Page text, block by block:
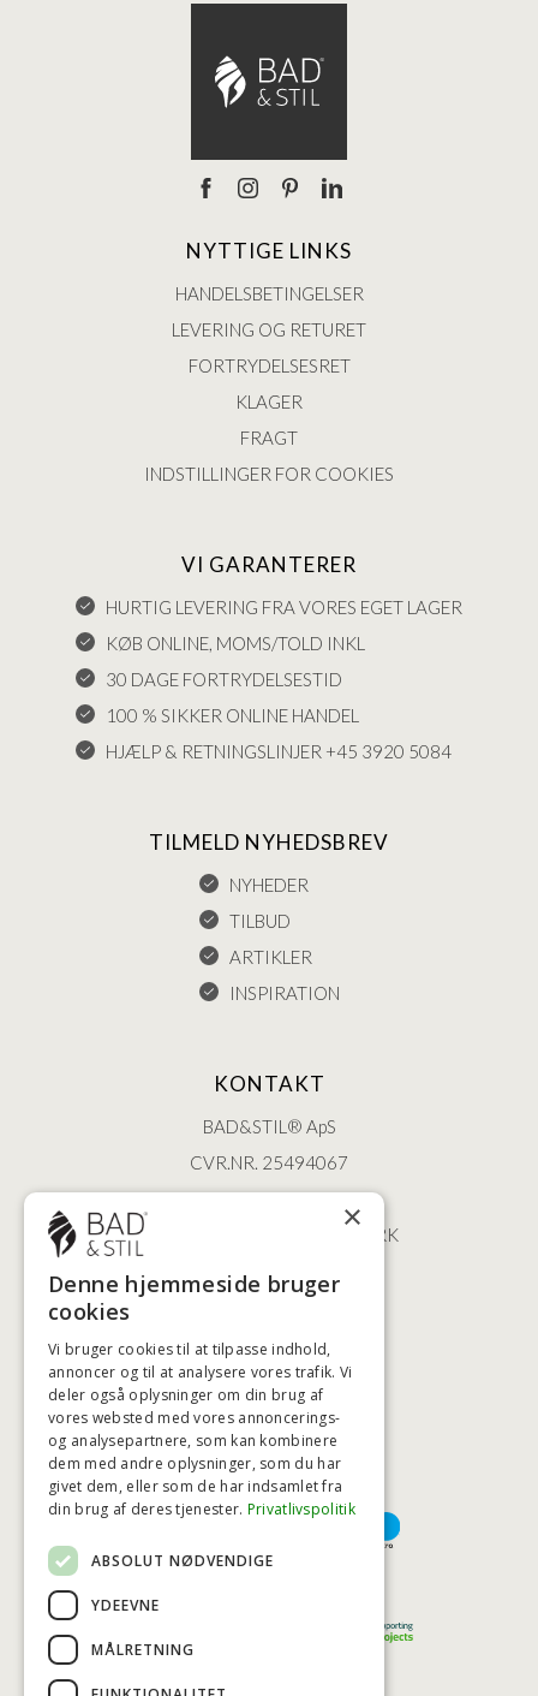
NYTTIGE LINKS
HANDELSBETINGELSER
LEVERING OG RETURET
FORTRYDELSESRET
KLAGER
FRAGT
INDSTILLINGER FOR COOKIES
VI GARANTERER
HURTIG LEVERING FRA VORES EGET LAGER
KØB ONLINE, MOMS/TOLD INKL
30 DAGE FORTRYDELSESTID
100 % SIKKER ONLINE HANDEL
HJÆLP & RETNINGSLINJER +45 3920 5084
TILMELD NYHEDSBREV
NYHEDER
TILBUD
ARTIKLER
INSPIRATION
KONTAKT
BAD&STIL® ApS
CVR.NR. 25494067
ØSTERBROGADE 202
2100 KØBENHAVN • DANMARK
+45 3920 5084
HØJESTE KREDITVÆRDIGHED
BETALINGSMULIGHEDER
×
Denne hjemmeside bruger
cookies
Vi bruger cookies til at tilpasse indhold,
annoncer og til at analysere vores trafik. Vi
deler også oplysninger om din brug af
vores websted med vores annoncerings-
og analysepartnere, som kan kombinere
dem med andre oplysninger, som du har
givet dem, eller som de har indsamlet fra
din brug af deres tjenester. Privatlivspolitik
ABSOLUT NØDVENDIGE
YDEEVNE
MÅLRETNING